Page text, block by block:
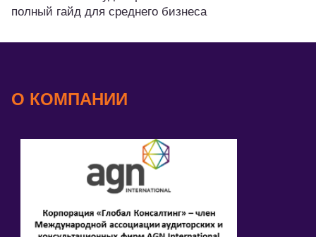
полный гайд для среднего бизнеса
О КОМПАНИИ